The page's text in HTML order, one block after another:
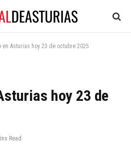
en Asturias hoy 23 de octubre 2025
hoy 23 de
Read